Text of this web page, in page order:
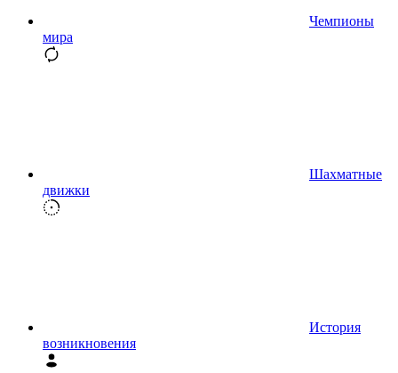
Чемпионы
мира
Шахматные
движки
История
возникновения